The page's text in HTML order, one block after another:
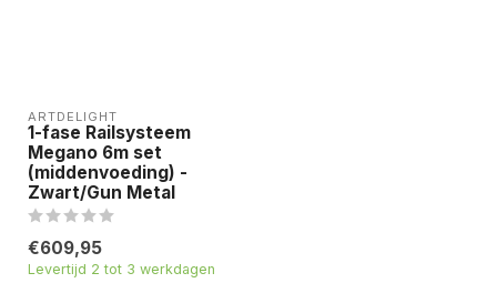
ARTDELIGHT
1-fase Railsysteem
Megano 6m set
(middenvoeding) -
Zwart/Gun Metal
€609,95
Levertijd 2 tot 3 werkdagen